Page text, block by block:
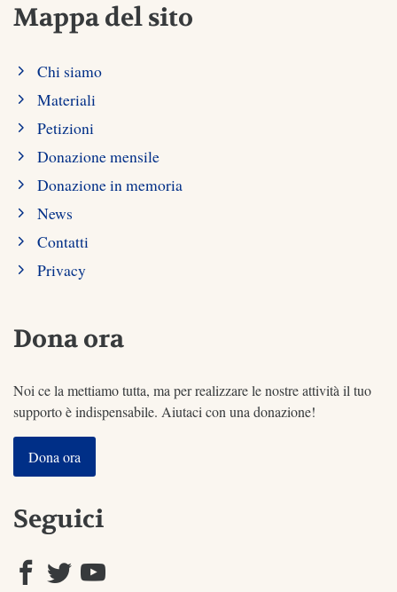
Mappa del sito
Chi siamo
Materiali
Petizioni
Donazione mensile
Donazione in memoria
News
Contatti
Privacy
Dona ora
Noi ce la mettiamo tutta, ma per realizzare le nostre attività il tuo
supporto è indispensabile. Aiutaci con una donazione!
Dona ora
Seguici